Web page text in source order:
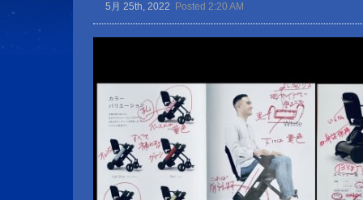
5月 25th, 2022 Posted 2:20 AM